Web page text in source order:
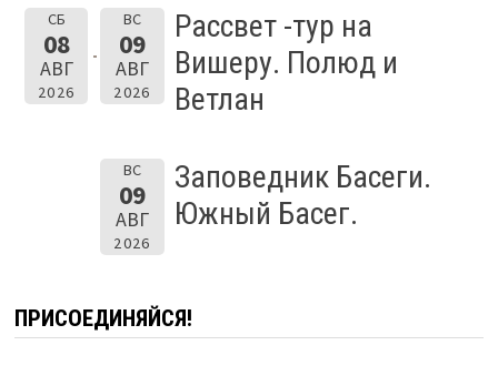
СБ
08
АВГ
2026
ВС
09
АВГ
2026
Рассвет -тур на
Вишеру. Полюд и
Ветлан
ВС
09
АВГ
2026
Заповедник Басеги.
Южный Басег.
ПРИСОЕДИНЯЙСЯ!